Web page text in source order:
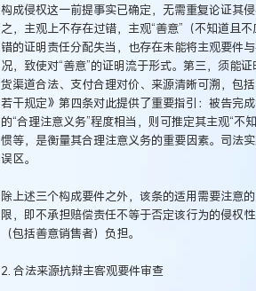
构成侵权这一前提事实已确定，无需重复论证其
之，主观上不存在过错，主观“善意”（不知道且
错的证明责任分配失当，也存在未能将主观要件
况，致使对“善意”的证明流于形式。第三，须能
货渠道合法、支付合理对价、来源清晰可溯，包
若干规定》第四条对此提供了重要指引：被告完
的“合理注意义务”程度相当，则可推定其主观“
惯等，是衡量其合理注意义务的重要因素。司法
误区。
除上述三个构成要件之外，该条的适用需要注意
限，即不承担赔偿责任不等于否定该行为的侵权
（包括善意销售者）负担。
2. 合法来源抗辩主客观要件审查